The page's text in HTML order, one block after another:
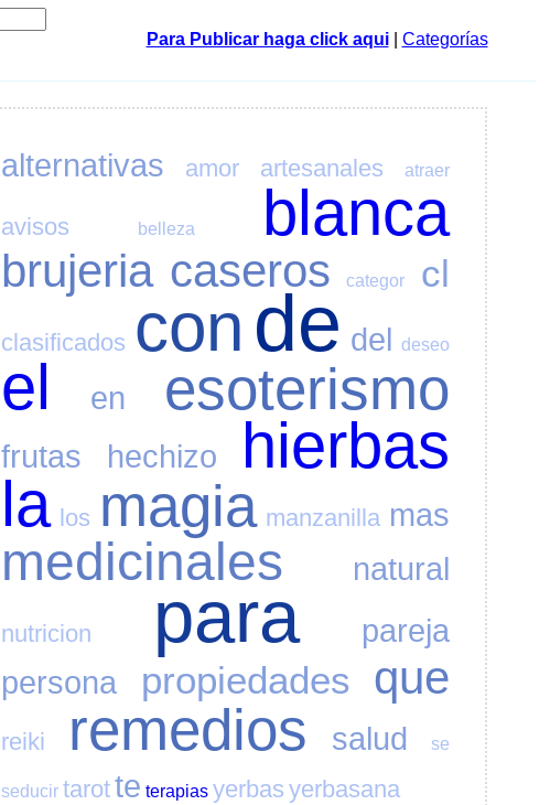
Para Publicar haga click aqui| Categorías
alternativas amor artesanales atraer
avisos belleza blanca
brujeria caseros categor cl
clasificados con de del deseo
el en esoterismo
frutas hechizo
hierbas
la los magia manzanilla mas
medicinales natural
nutricion para
pareja
persona
propiedades que
reiki remedios salud se
seducir tarotte terapias yerbas yerbasana